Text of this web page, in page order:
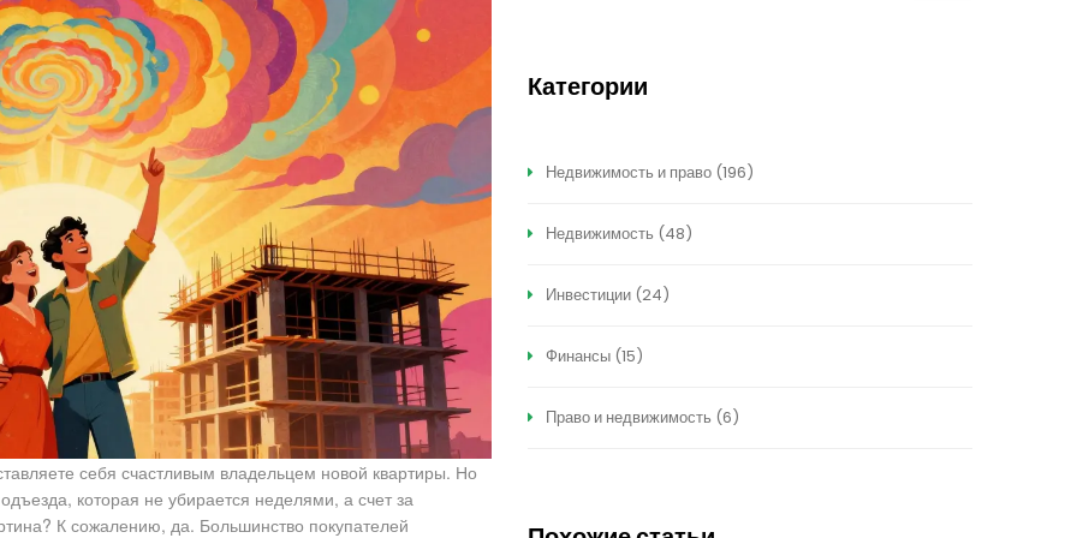
себя счастливым владельцем новой квартиры. Но
которая не убирается неделями, а счет за
К сожалению, да. Большинство покупателей
Категории
Недвижимость и право (196)
Недвижимость (48)
Инвестиции (24)
Финансы (15)
Право и недвижимость (6)